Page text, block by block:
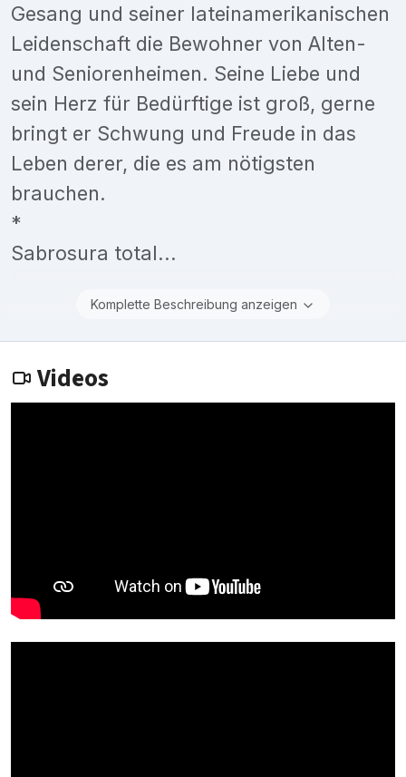
Gesang und seiner lateinamerikanischen
Leidenschaft die Bewohner von Alten-
und Seniorenheimen. Seine Liebe und
sein Herz für Bedürftige ist groß, gerne
bringt er Schwung und Freude in das
Leben derer, die es am nötigsten
brauchen.
*
Sabrosura total...
Komplette Beschreibung anzeigen
Videos